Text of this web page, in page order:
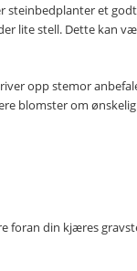
et
lite stell. Dette kan
opp stemor
blomster om
foran din kjæres